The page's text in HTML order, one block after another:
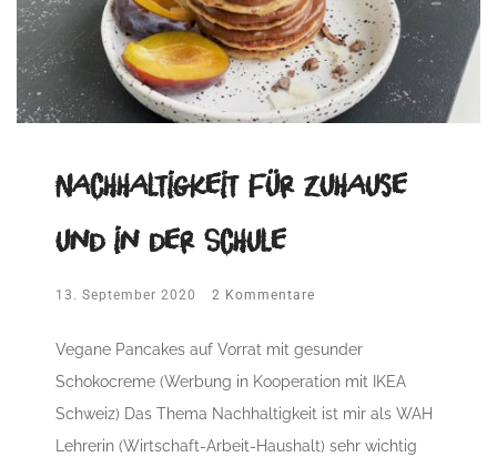
Nachhaltigkeit für zuhause
und in der Schule
13. September 2020 2 Kommentare
Vegane Pancakes auf Vorrat mit gesunder
Schokocreme (Werbung in Kooperation mit IKEA
Schweiz) Das Thema Nachhaltigkeit ist mir als WAH
Lehrerin (Wirtschaft-Arbeit-Haushalt) sehr wichtig